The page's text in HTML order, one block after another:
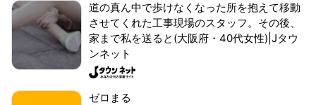
道の真ん中で歩けなくなった所を抱えて移動
させてくれた工事現場のスタッフ。その後、
家まで私を送ると(大阪府・40代女性)|Jタウ
ンネット
ゼロまる